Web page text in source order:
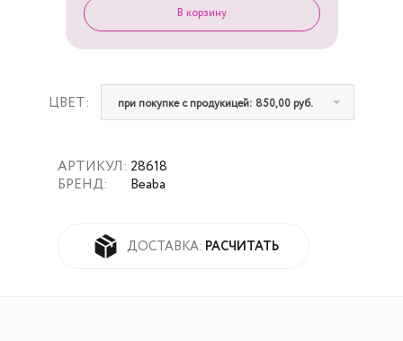
АРТИКУЛ:
БРЕНД:
28618
Beaba
ДОСТАВКА: РАСЧИТАТЬ
ЦВЕТ: при покупке с продукицей: 850,00 руб.